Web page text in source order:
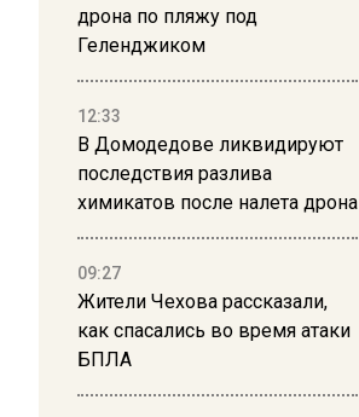
дрона по пляжу под
Геленджиком
12:33
В Домодедове ликвидируют
последствия разлива
химикатов после налета дрона
09:27
Жители Чехова рассказали,
как спасались во время атаки
БПЛА